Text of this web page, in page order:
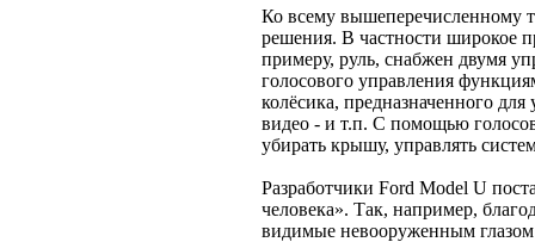
Ко всему вышеперечисленному
решения. В частности широкое
примеру, руль, снабжен двумя
голосового управления
колёсика, предназначенного
видео - и т.п. С помощью
убирать крышу, управлять
Разработчики Ford Model U
человека». Так, например,
видимые невооруженным глазом